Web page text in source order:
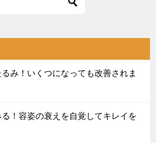
み！いくつになっても改善されま
！容姿の衰えを自覚してキレイを